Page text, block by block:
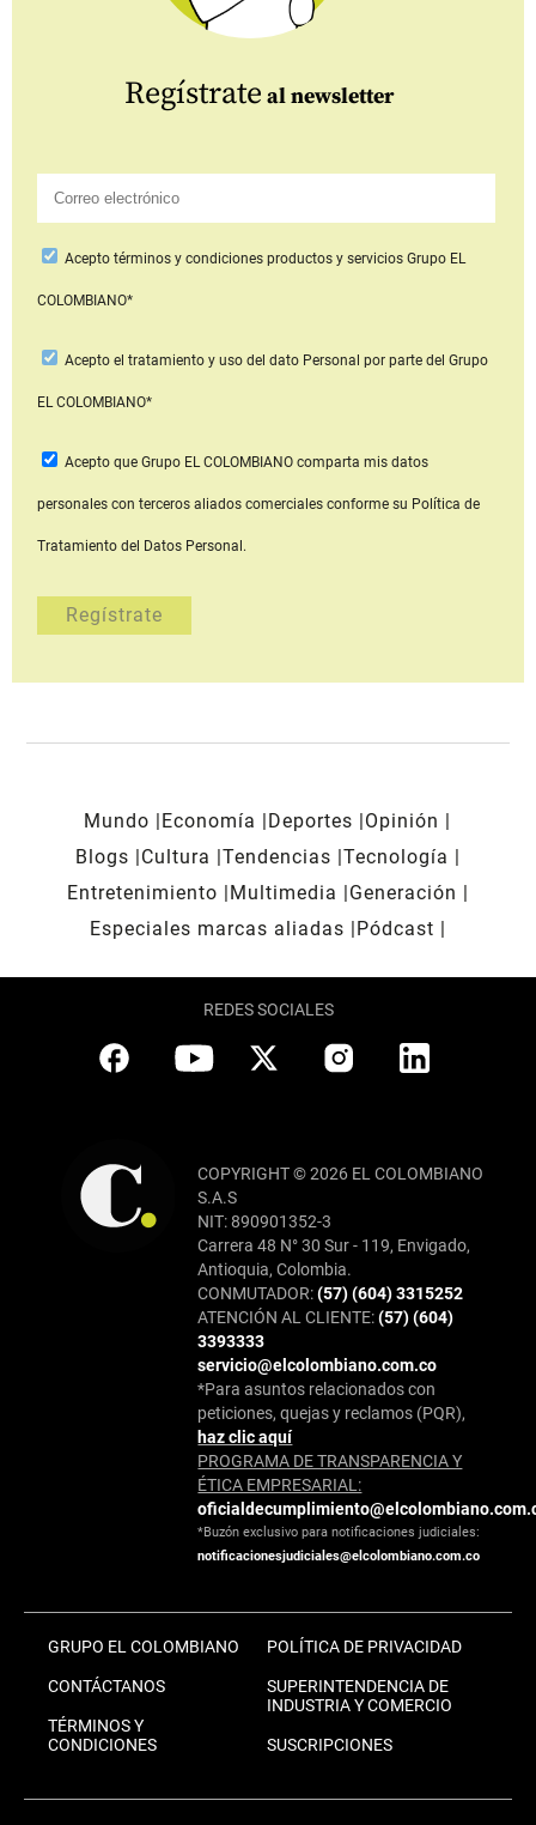
Regístrate al newsletter
Aceptotérminos y condiciones productos y serviciosGrupo EL
COLOMBIANO*
Acepto el tratamiento y uso del dato Personal por parte del Grupo
EL COLOMBIANO*
Acepto que Grupo EL COLOMBIANOcomparta mis datos
personales con terceros aliados comerciales conforme su Política de
Tratamiento del Datos Personal.
Mundo Economía Deportes
Opinión
Blogs
Cultura Tendencias Tecnología
Entretenimiento
Multimedia
Generación
Especiales marcas aliadas
Pódcast
REDES SOCIALES
COPYRIGHT © 2026 EL COLOMBIANO
S.A.S
NIT: 890901352-3
Carrera 48 N° 30 Sur - 119, Envigado,
Antioquia, Colombia.
CONMUTADOR:(57) (604) 3315252
ATENCIÓN AL CLIENTE:(57) (604)
3393333
servicio@elcolombiano.com.co
*Para asuntos relacionados con
peticiones, quejas y reclamos (PQR),
haz clic aquí
PROGRAMA DE TRANSPARENCIA Y
ÉTICA EMPRESARIAL:
*Buzón exclusivo para notificaciones judiciales:
notificacionesjudiciales@elcolombiano.com.co
GRUPO EL COLOMBIANO
CONTÁCTANOS
TÉRMINOS Y
CONDICIONES
POLÍTICA DE PRIVACIDAD
SUPERINTENDENCIA DE
INDUSTRIA Y COMERCIO
SUSCRIPCIONES